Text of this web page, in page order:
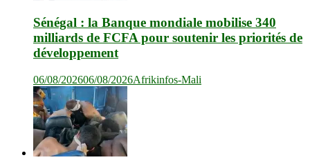
Sénégal : la Banque mondiale mobilise 340
milliards de FCFA pour soutenir les priorités de
développement
06/08/202606/08/2026Afrikinfos-Mali